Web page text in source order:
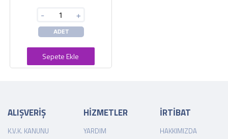
- +
ADET
Sepete Ekle
ALIŞVERİŞ
K.V.K. KANUNU
HİZMETLER
YARDIM
İRTİBAT
HAKKIMIZDA